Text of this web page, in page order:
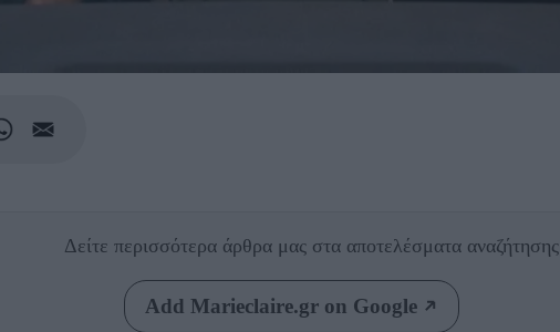
Δείτε περισσότερα άρθρα μας στα αποτελέσματα αναζήτησης
Add Marieclaire.gr on Google